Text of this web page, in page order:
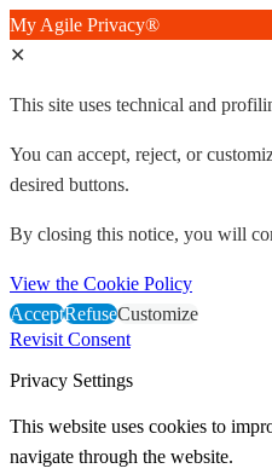
My Agile Privacy®
✕
This site uses technical and
You can accept, reject, or
desired buttons.
By closing this notice, you will
View the Cookie Policy
AcceptRefuseCustomize
Revisit Consent
Privacy Settings
This website uses cookies to
navigate through the website.